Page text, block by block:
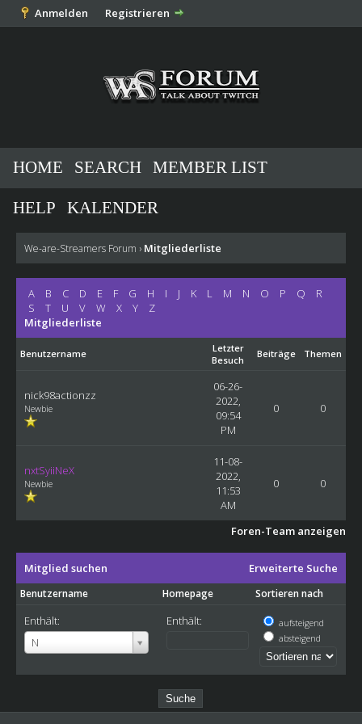
Anmelden Registrieren
HOME SEARCH MEMBER LIST
HELP KALENDER
We-are-Streamers Forum › Mitgliederliste
A B C D E F G H I J K L M N O P Q
R
S
T U V W X Y
Z
Mitgliederliste
Benutzername
Letzter
Besuch
Beiträge Themen
nick98actionzz
Newbie
06-26-
2022,
09:54
PM
0 0
nxtSyiiNeX
Newbie
11-08-
2022,
11:53
AM
0 0
Foren-Team anzeigen
Erweiterte Suche
Mitglied suchen
Benutzername Homepage Sortieren nach
Enthält:
N
Benutzername
Enthält:
aufsteigend
absteigend